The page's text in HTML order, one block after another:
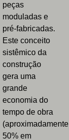
peças
moduladas e
pré-fabricadas.
Este conceito
sistêmico da
construção
gera uma
grande
economia do
tempo de obra
(aproximadamente
50% em